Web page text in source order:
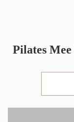
Pilates Mee